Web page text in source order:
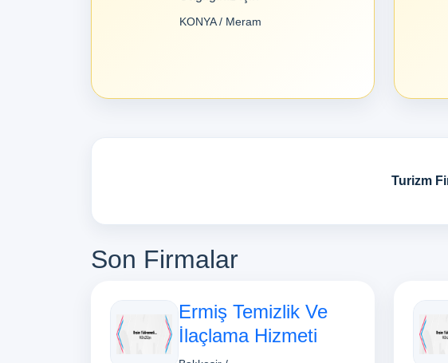
KONYA / Meram
Turizm
Son Firmalar
Ermiş Temizlik Ve
İlaçlama Hizmeti